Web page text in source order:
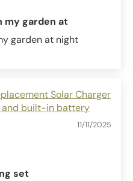
my garden at
garden at night
and built-in battery
11/11/2025
set